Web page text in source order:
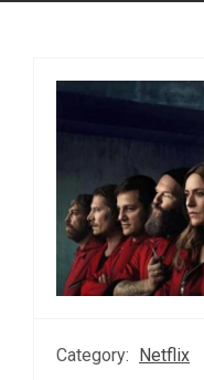
Category: Netflix